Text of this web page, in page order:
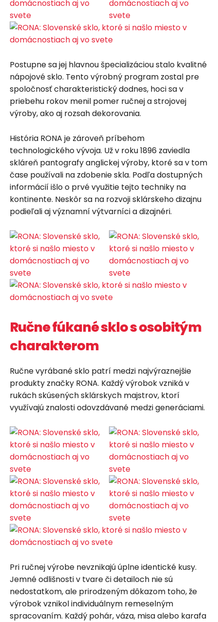
Postupne sa jej hlavnou špecializáciou stalo kvalitné
nápojové sklo. Tento výrobný program zostal pre
spoločnosť charakteristický dodnes, hoci sa v
priebehu rokov menil pomer ručnej a strojovej
výroby, ako aj rozsah dekorovania.
História RONA je zároveň príbehom
technologického vývoja. Už v roku 1896 zaviedla
skláreň pantografy anglickej výroby, ktoré sa v tom
čase používali na zdobenie skla. Podľa dostupných
informácií išlo o prvé využitie tejto techniky na
kontinente. Neskôr sa na rozvoji sklárskeho dizajnu
podieľali aj významní výtvarníci a dizajnéri.
Ručne fúkané sklo s osobitým
charakterom
Ručne vyrábané sklo patrí medzi najvýraznejšie
produkty značky RONA. Každý výrobok vzniká v
rukách skúsených sklárskych majstrov, ktorí
využívajú znalosti odovzdávané medzi generáciami.
Pri ručnej výrobe nevznikajú úplne identické kusy.
Jemné odlišnosti v tvare či detailoch nie sú
nedostatkom, ale prirodzeným dôkazom toho, že
výrobok vznikol individuálnym remeselným
spracovaním. Každý pohár, váza, misa alebo karafa